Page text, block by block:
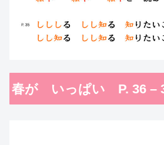
春が いっぱい P. 36 –